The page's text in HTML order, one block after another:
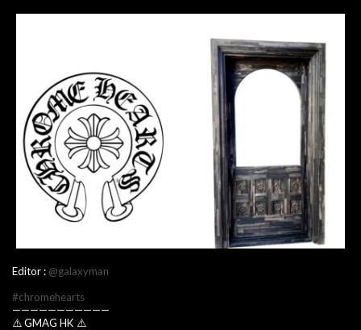
Editor : @galaxyman
#chromehearts
———————————
⚠️ GMAG HK ⚠️